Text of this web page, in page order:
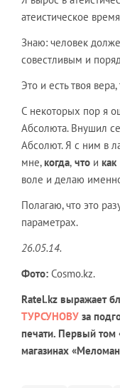
атеистическое
Знаю: человек
совестливым и
Это и есть твоя
С некоторых пор я
Абсолюта. Внушил
Абсолют. Я с ним в
мне,когда, что и как
воле и делаю
Полагаю, что это
параметрах.
26.05.14.
Фото: Cosmo.kz.
Ratel.kz выражает
ТУРСУНОВУ за
печати. Первый том
магазинах